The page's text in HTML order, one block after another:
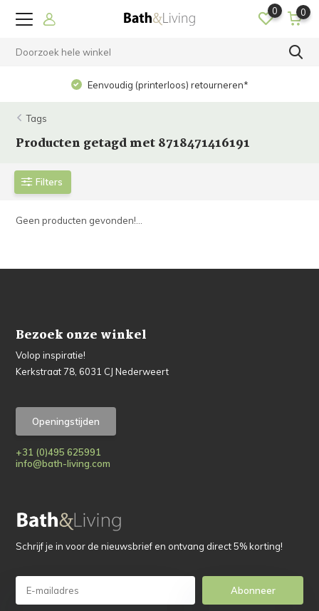
0 0
Eenvoudig (printerloos) retourneren*
Tags
Producten getagd met 8718471416191
Filters
Geen producten gevonden!...
Bezoek onze winkel
Volop inspiratie!
Kerkstraat 78, 6031 CJ Nederweert
Openingstijden
+31 (0)495 625991
info@bath-living.com
Schrijf je in voor de nieuwsbrief en ontvang direct 5% korting!
Abonneer